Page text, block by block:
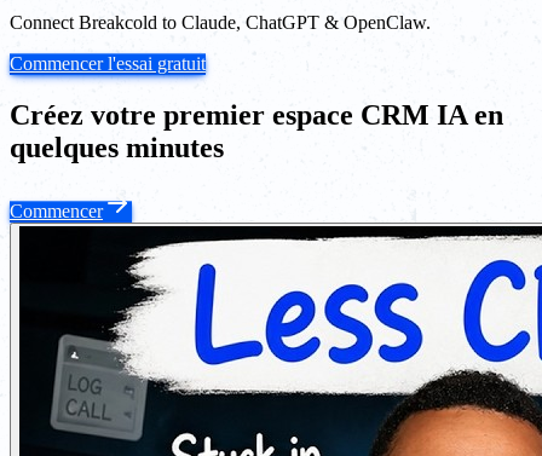
Connect Breakcold to Claude, ChatGPT & OpenClaw.
Commencer l'essai gratuit
Créez votre premier espace CRM IA en
quelques minutes
Commencer